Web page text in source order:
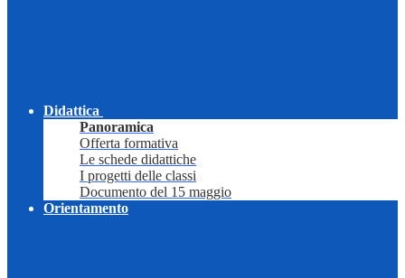
Didattica
Panoramica
Offerta formativa
Le schede didattiche
I progetti delle classi
Documento del 15 maggio
Orientamento